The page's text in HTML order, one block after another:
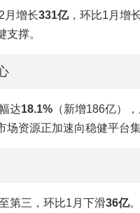
月增长331亿，环比1月增
撑。
达18.1% （新增186亿）
资源正加速向稳健平台集
第三，环比1月下滑36亿